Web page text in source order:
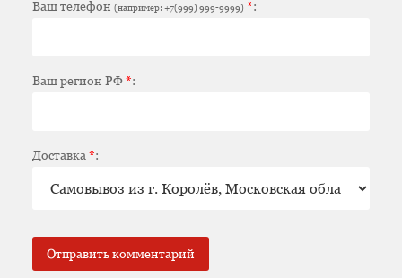
Ваш телефон (например: +7(999) 999-9999) *:
Ваш регион РФ*:
Доставка *: